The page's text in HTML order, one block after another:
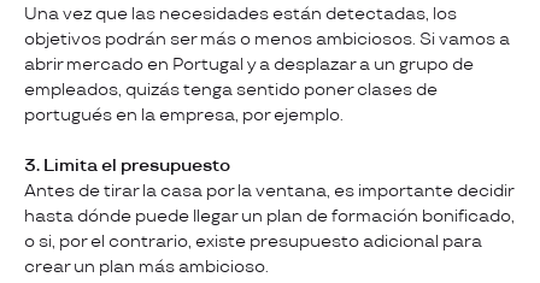
Una vez que las necesidades están detectadas, los
objetivos podrán ser más o menos ambiciosos. Si vamos a
abrir mercado en Portugal y a desplazar a un grupo de
empleados, quizás tenga sentido poner clases de
portugués en la empresa, por ejemplo.
3. Limita el presupuesto
Antes de tirar la casa por la ventana, es importante decidir
hasta dónde puede llegar un plan de formación bonificado,
o si, por el contrario, existe presupuesto adicional para
crear un plan más ambicioso.